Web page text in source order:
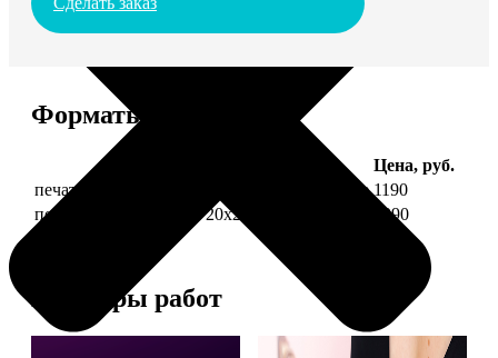
Форматы и цены
Цена, руб.
печать фото на холсте 20х20 на подрамнике 1190
печать фото на холсте 20х20 в раме
3990
Примеры работ